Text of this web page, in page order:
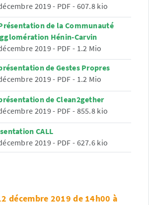
2019- PDF - 607.8 kio
de la Communauté
Hénin-Carvin
2019- PDF - 1.2 Mio
de Gestes Propres
2019- PDF - 1.2 Mio
de Clean2gether
2019- PDF - 855.8 kio
CALL
2019- PDF - 627.6 kio
décembre 2019 de 14h00 à